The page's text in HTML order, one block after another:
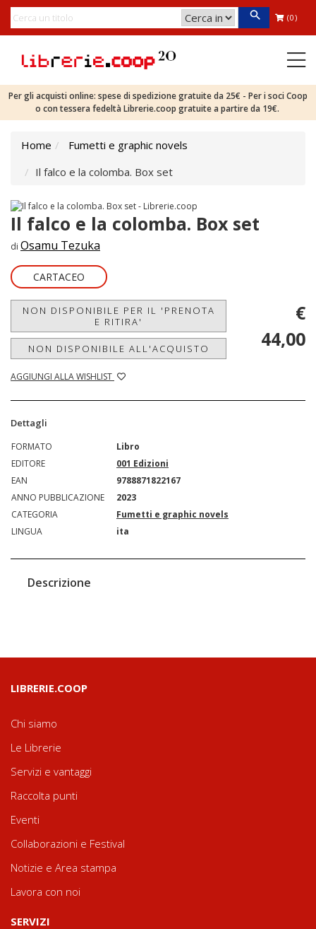
(0)
Per gli acquisti online: spese di spedizione gratuite da 25€ - Per i soci Coop
o con tessera fedeltà Librerie.coop gratuite a partire da 19€.
Home
Fumetti e graphic novels
Il falco e la colomba. Box set
Il falco e la colomba. Box set
di Osamu Tezuka
CARTACEO
NON DISPONIBILE PER IL 'PRENOTA
E RITIRA'
NON DISPONIBILE ALL'ACQUISTO
AGGIUNGI ALLA WISHLIST
€
44,00
Dettagli
FORMATO
Libro
EDITORE
001 Edizioni
EAN
9788871822167
ANNO PUBBLICAZIONE
2023
CATEGORIA
Fumetti e graphic novels
LINGUA
ita
Descrizione
LIBRERIE.COOP
Chi siamo
Le Librerie
Servizi e vantaggi
Raccolta punti
Eventi
Collaborazioni e Festival
Notizie e Area stampa
Lavora con noi
SERVIZI